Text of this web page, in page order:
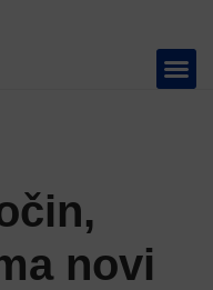
novi